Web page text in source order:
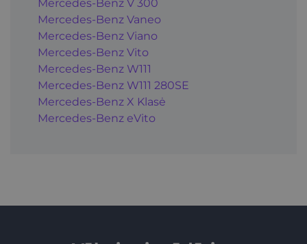
Mercedes-Benz V 300
Mercedes-Benz Vaneo
Mercedes-Benz Viano
Mercedes-Benz Vito
Mercedes-Benz W111
Mercedes-Benz W111 280SE
Mercedes-Benz X Klasė
Mercedes-Benz eVito